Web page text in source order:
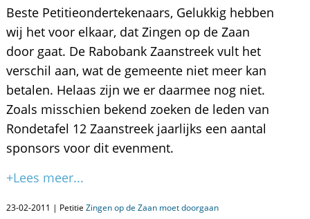
Beste Petitieondertekenaars, Gelukkig hebben
wij het voor elkaar, dat Zingen op de Zaan
door gaat. De Rabobank Zaanstreek vult het
verschil aan, wat de gemeente niet meer kan
betalen. Helaas zijn we er daarmee nog niet.
Zoals misschien bekend zoeken de leden van
Rondetafel 12 Zaanstreek jaarlijks een aantal
sponsors voor dit evenment.
+Lees meer...
23-02-2011 | Petitie Zingen op de Zaan moet doorgaan